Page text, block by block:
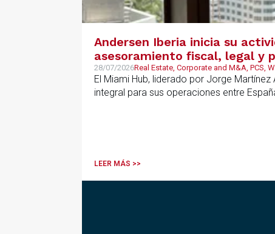
Andersen Iberia inicia su
asesoramiento fiscal, legal y
28/07/2026Real Estate, Corporate and M&A, PCS,
El Miami Hub, liderado por Jorge
integral para sus operaciones entre
LEER MÁS >>